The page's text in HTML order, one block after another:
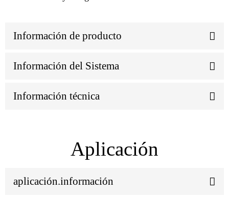
Información de producto
Información del Sistema
Información técnica
Aplicación
aplicación.información